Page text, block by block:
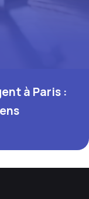
à Paris :